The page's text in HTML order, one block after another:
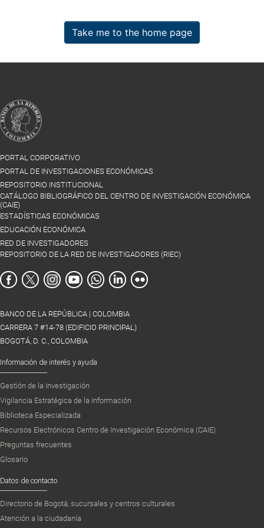
Take me to the home page
PORTAL CORPORATIVO
PORTAL DE INVESTIGACIONES ECONÓMICAS
REPOSITORIO INSTITUCIONAL
CATÁLOGO BIBLIOGRÁFICO DEL CENTRO DE INVESTIGACIÓN ECONÓMICA
(CAIE)
ESTADÍSTICAS ECONÓMICAS
EDUCACIÓN ECONÓMICA
RED DE INVESTIGADORES
REPOSITORIO DE LA RED DE INVESTIGADORES (RIEC)
BANCO DE LA REPÚBLICA | COLOMBIA
CARRERA 7 #14-78 (EDIFICIO PRINCIPAL)
BOGOTÁ, D. C., COLOMBIA
Información de interés y ayuda
Gestión de la Investigación
Vigilancia Estratégica de la Información
Biblioteca Especializada
Recursos Electrónicos Centro de Investigación Económica (CAIE)
Preguntas frecuentes
Glosario
Datos de contacto
Directorio de Bogotá, sucursales y centros culturales
Atención a la ciudadanía